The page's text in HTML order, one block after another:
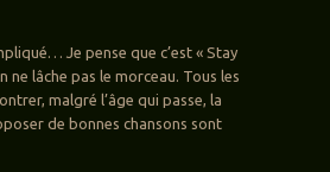
Je pense que c’est « Stay
ne lâche pas le morceau. Tous les
malgré l’âge qui passe, la
de bonnes chansons sont